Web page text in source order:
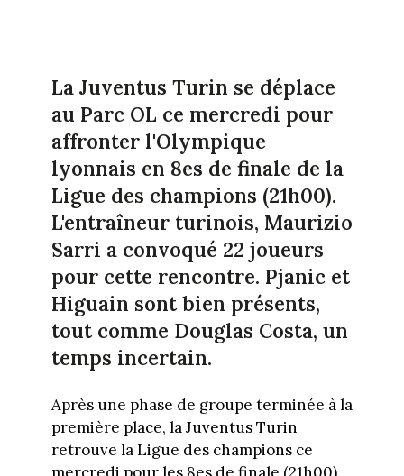
La Juventus Turin se déplace
au Parc OL ce mercredi pour
affronter l'Olympique
lyonnais en 8es de finale de la
Ligue des champions (21h00).
L'entraîneur turinois, Maurizio
Sarri a convoqué 22 joueurs
pour cette rencontre. Pjanic et
Higuain sont bien présents,
tout comme Douglas Costa, un
temps incertain.
Après une phase de groupe terminée à la
première place, la Juventus Turin
retrouve la Ligue des champions ce